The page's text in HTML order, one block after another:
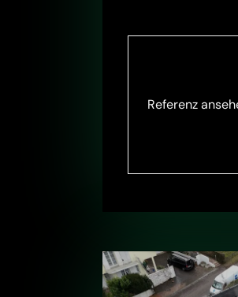
Referenz